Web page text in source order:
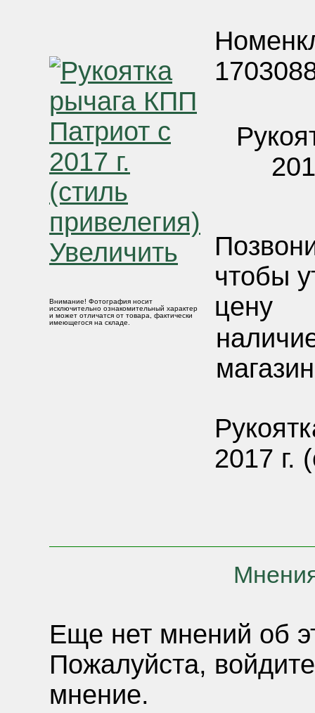
Увеличить
Внимание! Фотография носит
исключительно ознакомительный характер
и может отличатся от товара, фактически
имеющегося на складе.
чтобы
цену
2017 г.
Еще нет мнений об
Пожалуйста,
мнение.